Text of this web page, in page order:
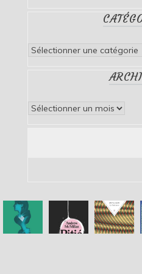
Catégories
Archives